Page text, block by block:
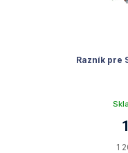
Razník pre
1